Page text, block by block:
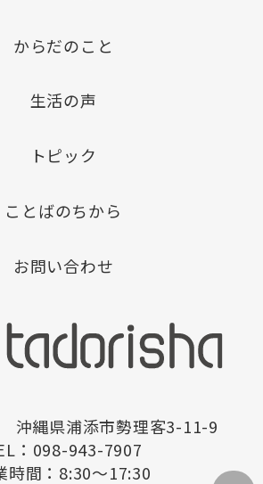
からだのこと
生活の声
トピック
ことばのちから
お問い合わせ
沖縄県浦添市勢理客3-11-9
：098-943-7907
時間：8:30〜17:30